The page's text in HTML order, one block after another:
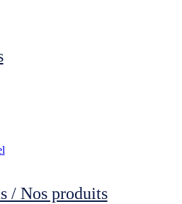
/ Nos produits